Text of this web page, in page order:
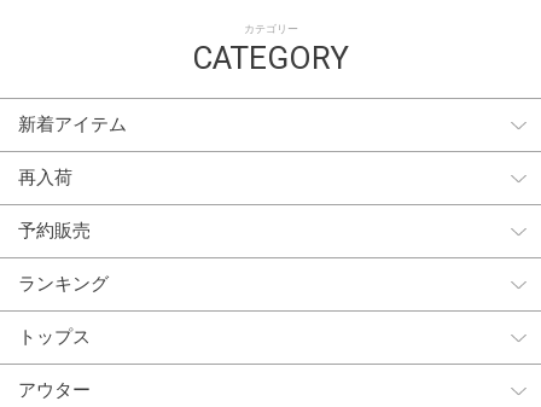
カテゴリー
CATEGORY
新着アイテム
再入荷
予約販売
ランキング
トップス
アウター